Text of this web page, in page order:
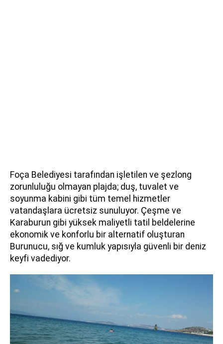
Foça Belediyesi tarafından işletilen ve şezlong
zorunluluğu olmayan plajda; duş, tuvalet ve
soyunma kabini gibi tüm temel hizmetler
vatandaşlara ücretsiz sunuluyor. Çeşme ve
Karaburun gibi yüksek maliyetli tatil beldelerine
ekonomik ve konforlu bir alternatif oluşturan
Burunucu, sığ ve kumluk yapısıyla güvenli bir deniz
keyfi vadediyor.